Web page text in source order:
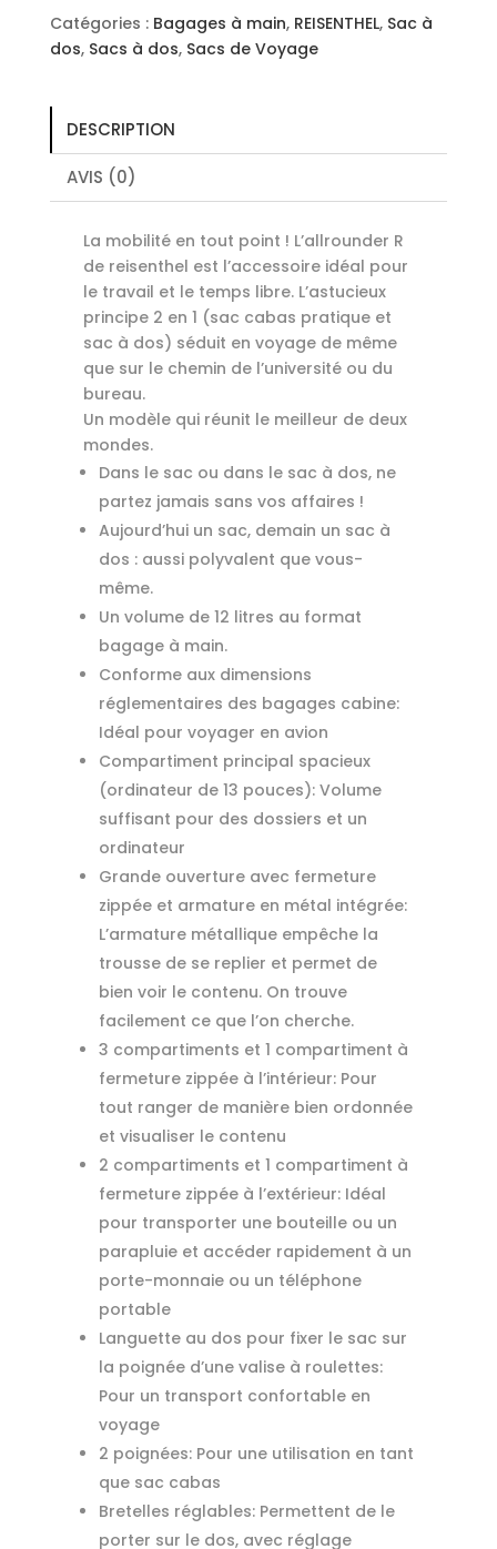
Sage
Catégories : Bagages à main, REISENTHEL, Sac à
dos, Sacs à dos, Sacs de Voyage
DESCRIPTION
AVIS (0)
La mobilité en tout point ! L’allrounder R
de reisenthel est l’accessoire idéal pour
le travail et le temps libre. L’astucieux
principe 2 en 1 (sac cabas pratique et
sac à dos) séduit en voyage de même
que sur le chemin de l’université ou du
bureau.
Un modèle qui réunit le meilleur de deux
mondes.
Dans le sac ou dans le sac à dos, ne
partez jamais sans vos affaires !
Aujourd’hui un sac, demain un sac à
dos : aussi polyvalent que vous-
même.
Un volume de 12 litres au format
bagage à main.
Conforme aux dimensions
réglementaires des bagages cabine:
Idéal pour voyager en avion
Compartiment principal spacieux
(ordinateur de 13 pouces): Volume
suffisant pour des dossiers et un
ordinateur
Grande ouverture avec fermeture
zippée et armature en métal intégrée:
L’armature métallique empêche la
trousse de se replier et permet de
bien voir le contenu. On trouve
facilement ce que l’on cherche.
3 compartiments et 1 compartiment à
fermeture zippée à l’intérieur: Pour
tout ranger de manière bien ordonnée
et visualiser le contenu
2 compartiments et 1 compartiment à
fermeture zippée à l’extérieur: Idéal
pour transporter une bouteille ou un
parapluie et accéder rapidement à un
porte-monnaie ou un téléphone
portable
Languette au dos pour fixer le sac sur
la poignée d’une valise à roulettes:
Pour un transport confortable en
voyage
2 poignées: Pour une utilisation en tant
que sac cabas
Bretelles réglables: Permettent de le
porter sur le dos, avec réglage